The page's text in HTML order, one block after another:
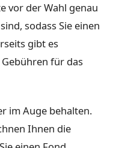
vor der Wahl genau
sodass Sie einen
gibt es
für das
im Auge behalten.
Ihnen die